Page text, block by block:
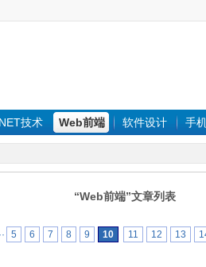
.NET技术 Web前端 软件设计 手
“Web前端”文章列表
5 6 7 8 9 10 11 12 13